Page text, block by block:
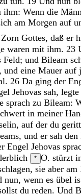
ihm: Wenn die
am Morgen auf
Zorn Gottes, daß er
waren mit ihm. 23
Feld; und Bileam
und eine Mauer auf
. 26 Da ging der
Jehovas sah, legte
sprach zu Bileam:
in meiner
, auf der du
, und er sah den
Engel Jehovas
* O. stürzt
, sie aber am
nun, wenn es übel
du reden. Und